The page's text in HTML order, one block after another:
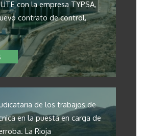
con la empresa TYPSA,
contrato de control,
de los trabajos de
en la puesta en carga de
La Rioja